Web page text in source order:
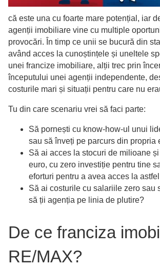
că este una cu foarte mare potențial, iar
agenții imobiliare vine cu multiple
provocări. În timp ce unii se bucură din
având acces la cunoștințele și uneltele
unei francize imobiliare, alții trec prin
începutului unei agenții independente,
costurile mari și situații pentru care nu
Tu din care scenariu vrei să faci parte:
Să pornești cu know-how-ul unui
sau să înveți pe parcurs din propria
Să ai acces la stocuri de milioane
euro, cu zero investiție pentru tine
eforturi pentru a avea acces la
Să ai costurile cu salariile zero sau
să ții agenția pe linia de plutire?
De ce franciza
RE/MAX?